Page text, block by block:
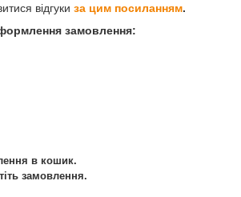
відгуки за цим посиланням.
замовлення:
в кошик.
замовлення.